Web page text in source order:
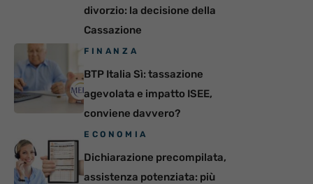
divorzio: la decisione della
Cassazione
FINANZA
BTP Italia Sì: tassazione
agevolata e impatto ISEE,
conviene davvero?
ECONOMIA
Dichiarazione precompilata,
assistenza potenziata: più